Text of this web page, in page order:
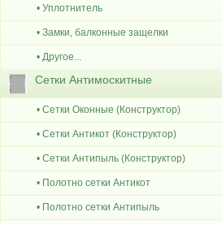
• Уплотнитель
• Замки, балконные защелки
• Другое...
Сетки Антимоскитные
• Сетки Оконные (Конструктор)
• Сетки Антикот (Конструктор)
• Сетки Антипыль (Конструктор)
• Полотно сетки Антикот
• Полотно сетки Антипыль